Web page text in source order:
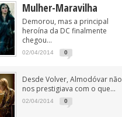
Mulher-Maravilha
Demorou, mas a principal
heroína da DC finalmente
chegou...
02/04/2014 0
Desde Volver, Almodóvar não
nos prestigiava com o que...
02/04/2014 0